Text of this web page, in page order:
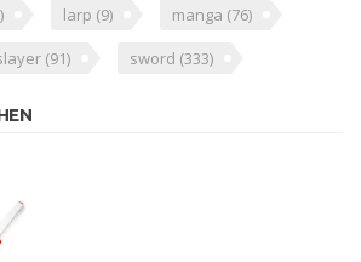
larp (9) manga (76)
(91) sword (333)